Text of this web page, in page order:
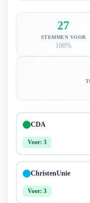
27
STEMMEN VOOR
100%
CDA
Voor: 3
ChristenUnie
Voor: 3